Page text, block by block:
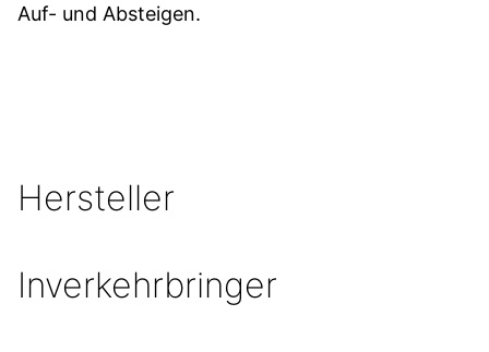
Auf- und Absteigen.
Hersteller
Inverkehrbringer